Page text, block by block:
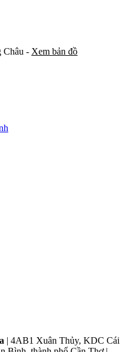
Châu - Xem bản đồ
| 4AB1 Xuân Thủy, KDC Cái